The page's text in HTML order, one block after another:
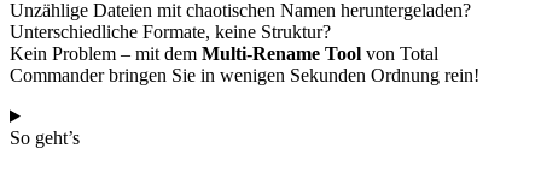
Unzählige Dateien mit chaotischen Namen heruntergeladen?
Unterschiedliche Formate, keine Struktur?
Kein Problem – mit dem Multi-Rename Tool von Total
Commander bringen Sie in wenigen Sekunden Ordnung rein!
So geht’s